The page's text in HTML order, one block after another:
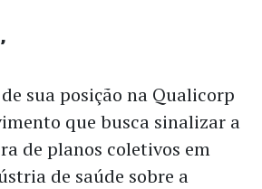
sua posição na Qualicorp
que busca sinalizar a
de planos coletivos em
de saúde sobre a